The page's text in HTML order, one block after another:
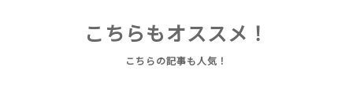
こちらもオススメ！